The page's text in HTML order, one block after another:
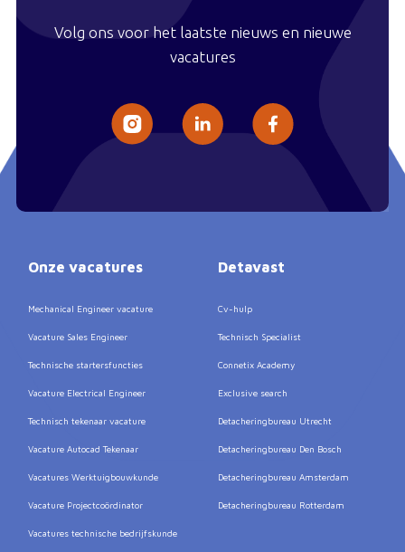
Volg ons voor het laatste nieuws en nieuwe
vacatures
Onze vacatures
Mechanical Engineer vacature
Vacature Sales Engineer
Technische startersfuncties
Vacature Electrical Engineer
Technisch tekenaar vacature
Vacature Autocad Tekenaar
Vacatures Werktuigbouwkunde
Vacature Projectcoördinator
Vacatures technische bedrijfskunde
Detavast
Cv-hulp
Technisch Specialist
Connetix Academy
Exclusive search
Detacheringbureau Utrecht
Detacheringbureau Den Bosch
Detacheringbureau Amsterdam
Detacheringbureau Rotterdam